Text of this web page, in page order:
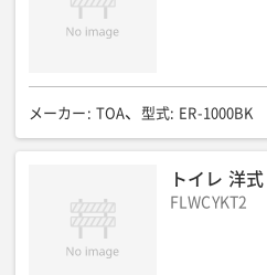
メーカー : TOA 型式: ER-1000BK
トイレ 洋
FLWCYKT2